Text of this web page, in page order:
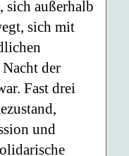
sich außerhalb
sich mit
der
Fast drei
und